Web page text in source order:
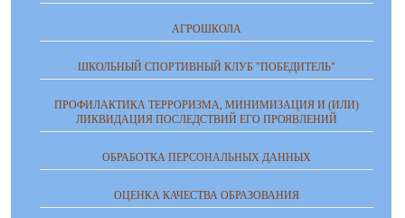
АГРОШКОЛА
ШКОЛЬНЫЙ СПОРТИВНЫЙ КЛУБ "ПОБЕДИТЕЛЬ"
ПРОФИЛАКТИКА ТЕРРОРИЗМА, МИНИМИЗАЦИЯ И (ИЛИ)
ЛИКВИДАЦИЯ ПОСЛЕДСТВИЙ ЕГО ПРОЯВЛЕНИЙ
ОБРАБОТКА ПЕРСОНАЛЬНЫХ ДАННЫХ
ОЦЕНКА КАЧЕСТВА ОБРАЗОВАНИЯ